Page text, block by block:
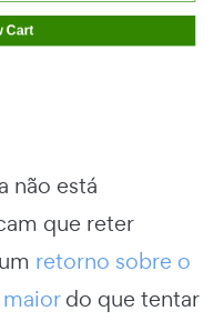
não está
que reter
retorno sobre o
do que tentar